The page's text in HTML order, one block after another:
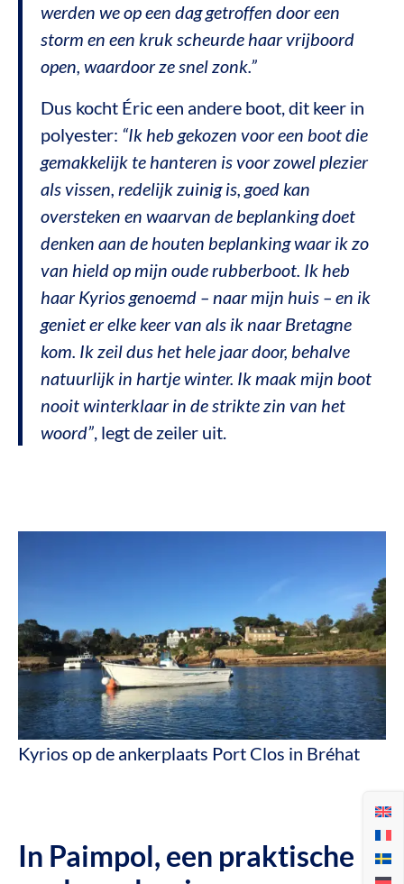
werden we op een dag getroffen door een
storm en een kruk scheurde haar vrijboord
open, waardoor ze snel zonk.”
Dus kocht Éric een andere boot, dit keer in
polyester: “Ik heb gekozen voor een boot die
gemakkelijk te hanteren is voor zowel plezier
als vissen, redelijk zuinig is, goed kan
oversteken en waarvan de beplanking doet
denken aan de houten beplanking waar ik zo
van hield op mijn oude rubberboot. Ik heb
haar Kyrios genoemd – naar mijn huis – en ik
geniet er elke keer van als ik naar Bretagne
kom. Ik zeil dus het hele jaar door, behalve
natuurlijk in hartje winter. Ik maak mijn boot
nooit winterklaar in de strikte zin van het
woord”, legt de zeiler uit.
Kyrios op de ankerplaats Port Clos in Bréhat
In Paimpol, een praktische